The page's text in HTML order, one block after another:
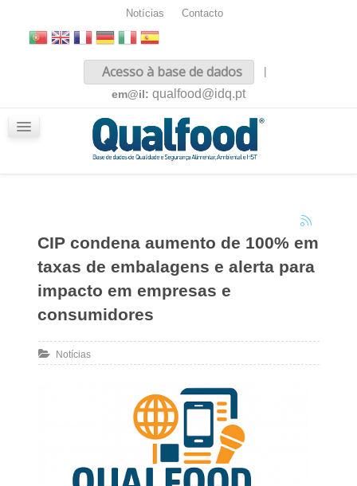
Notícias Contacto
Acesso à base de dados
|
em@il: qualfood@idq.pt
CIP condena aumento de 100% em
taxas de embalagens e alerta para
impacto em empresas e
consumidores
Notícias